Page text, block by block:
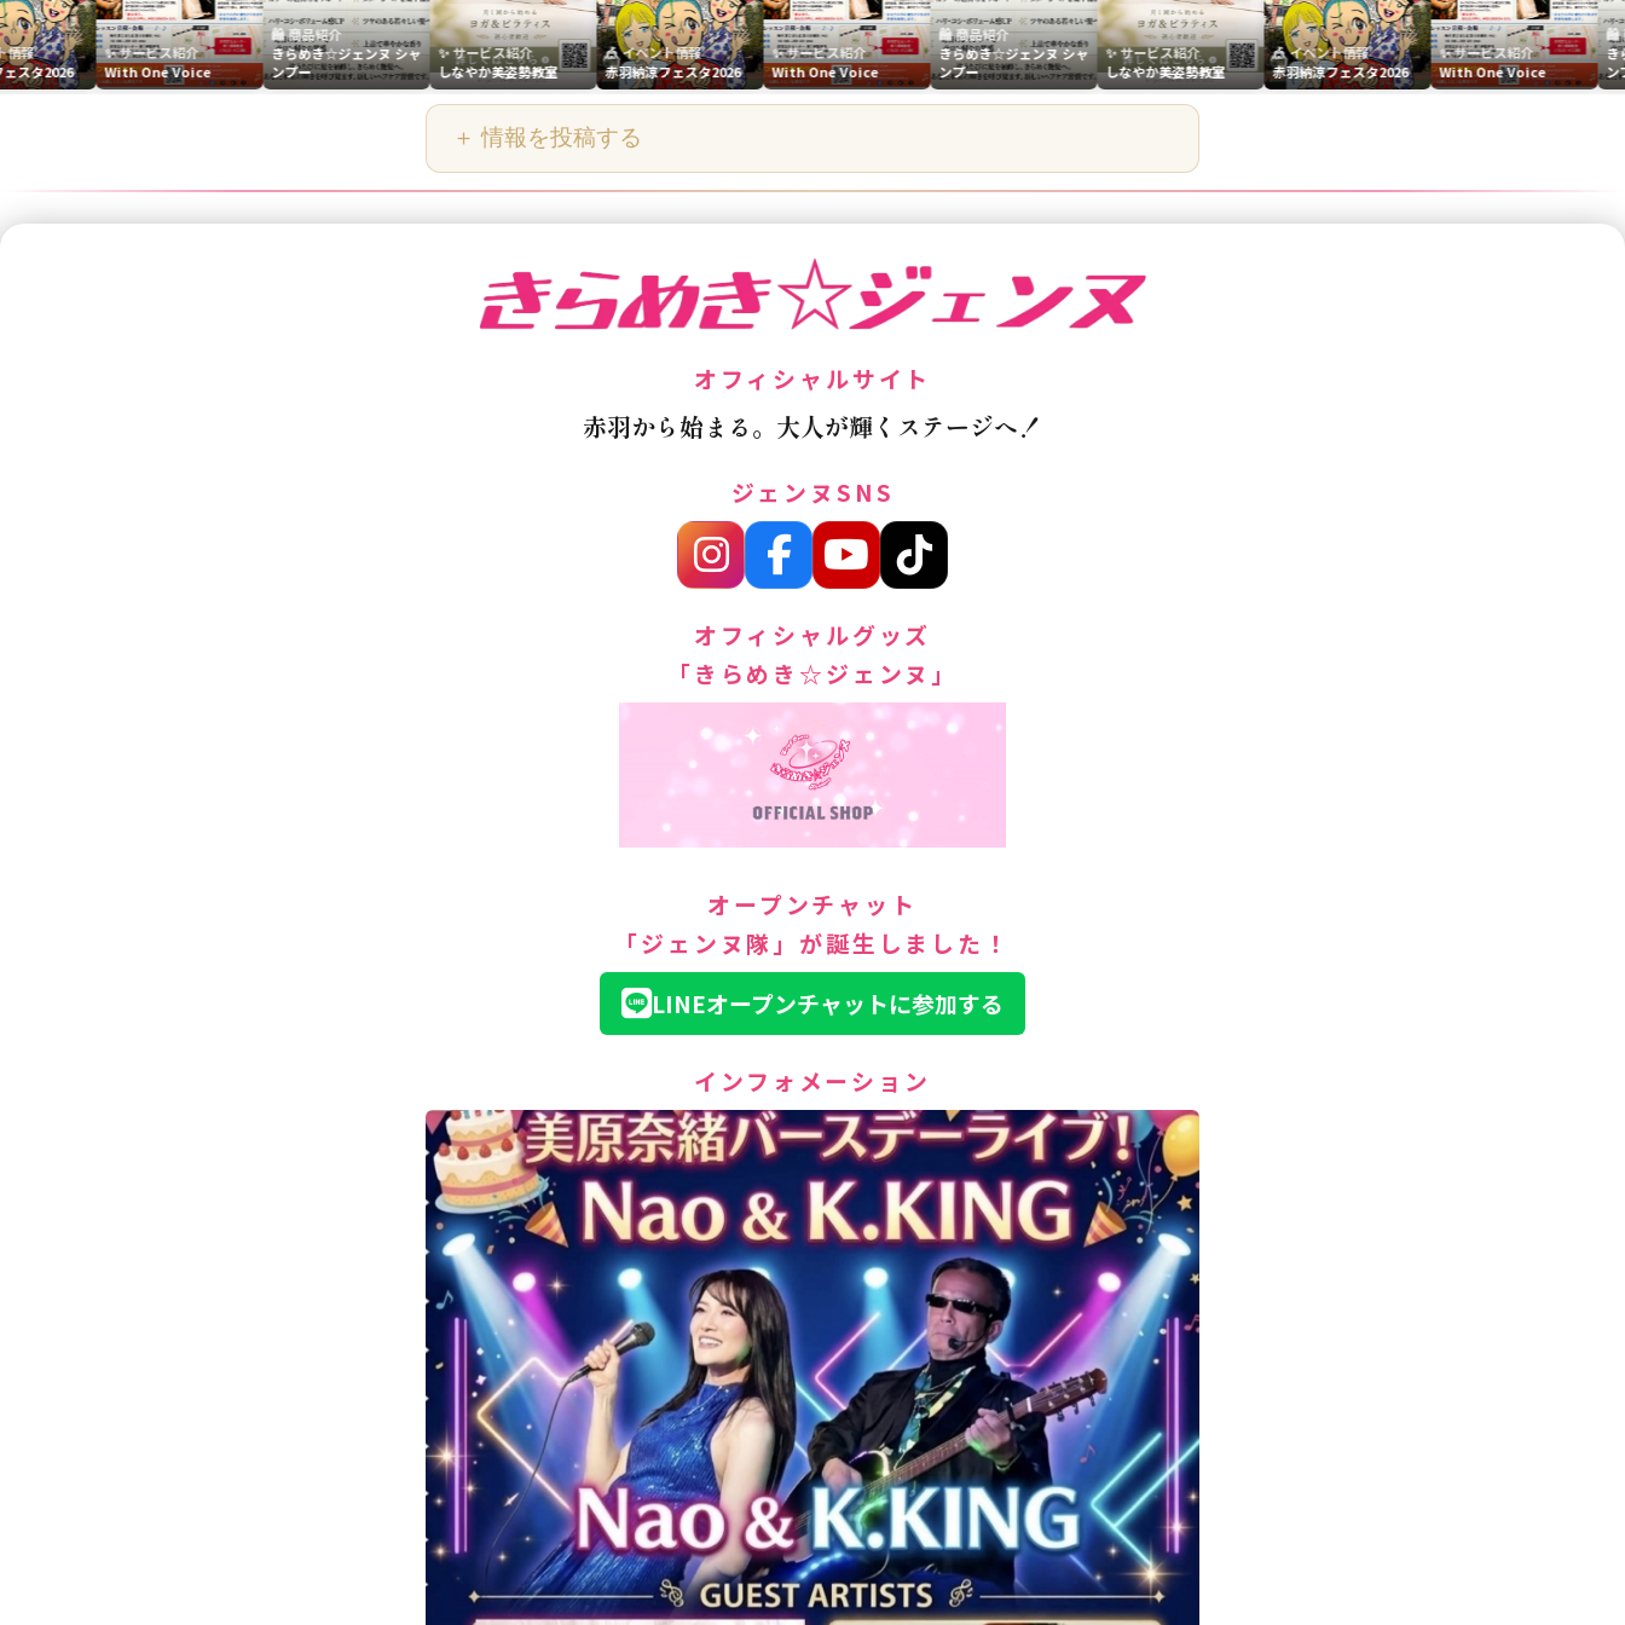
✨ サービス紹介
With One Voice
🛍️ 商品紹介
きらめき☆ジェンヌ シャ
ンプー
✨ サービス紹介
しなやか美姿勢教室
🎪 イベント情報
赤羽納涼フェスタ2026
✨ サービス紹介
With One Voice
🛍️ 商品紹介
きらめき☆ジェンヌ シャ
ンプー
✨ サービス紹介
しなやか美姿勢教室
🎪 イベント情報
赤羽納涼フェスタ2026
✨ サービス紹介
With One Voice
🛍️ 商品紹介
きらめき☆
ンプー
＋ 情報を投稿する
オフィシャルサイト
赤羽から始まる。大人が輝くステージへ！
ジェンヌSNS
オフィシャルグッズ
「きらめき☆ジェンヌ」
オープンチャット
「ジェンヌ隊」が誕生しました！
LINEオープンチャットに参加する
インフォメーション